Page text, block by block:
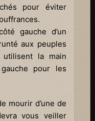
pour éviter
gauche d’un
aux peuples
utilisent la main
pour les
mourir d’une de
vous veiller